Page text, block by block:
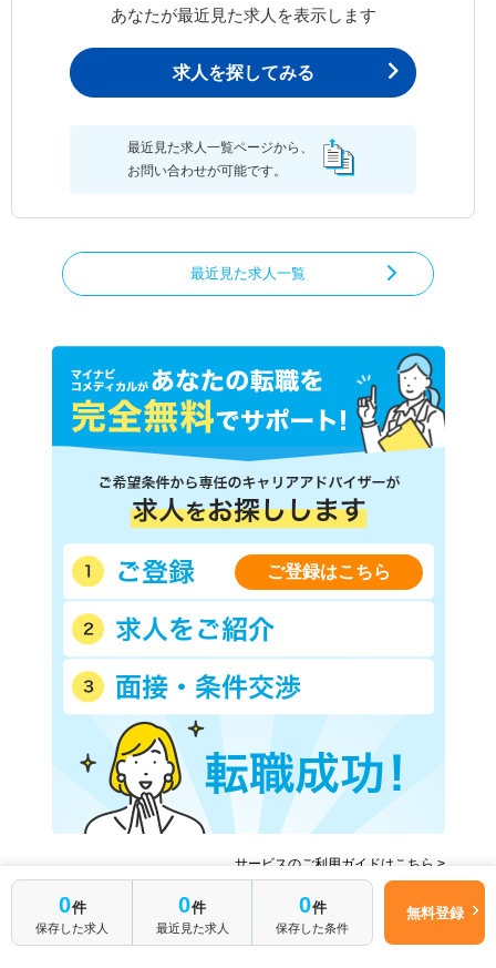
あなたが最近見た求人を表示します
求人を探してみる
最近見た求人一覧ページから、
お問い合わせが可能です。
最近見た求人一覧
0件
保存した求人
0件
最近見た求人
0件
保存した条件
無料登録
ご登録はこちら
サービスのご利用ガイドはこちら >
よくあるご質問はこちら >
無料転職サポートに申し込む
はじめて転職